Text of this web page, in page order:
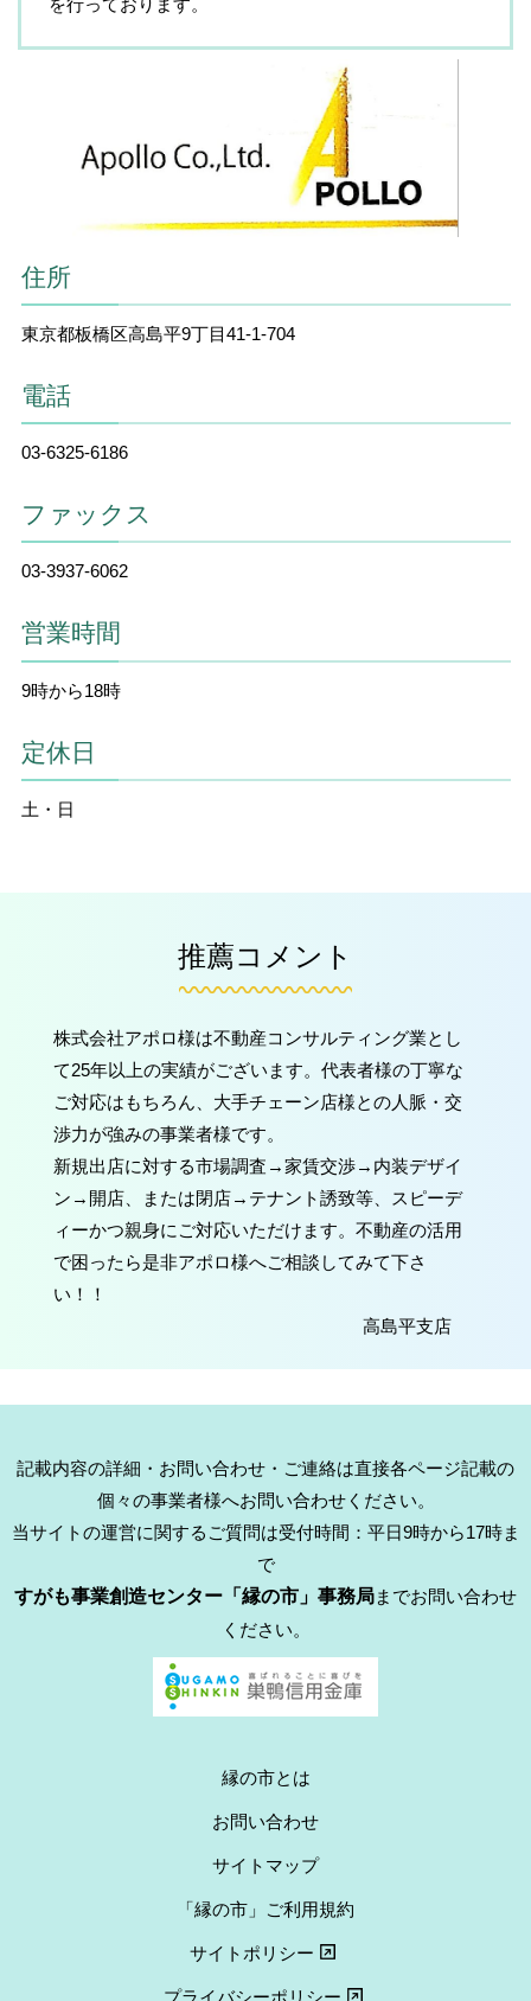
住所
東京都板橋区高島平9丁目41‐1‐704
電話
03-6325-6186
ファックス
03-3937-6062
営業時間
9時から18時
定休日
土・日
推薦コメント
株式会社アポロ様は不動産コンサルティング業とし
て25年以上の実績がございます。代表者様の丁寧な
ご対応はもちろん、大手チェーン店様との人脈・交
渉力が強みの事業者様です。
新規出店に対する市場調査→家賃交渉→内装デザイ
ン→開店、または閉店→テナント誘致等、スピーデ
ィーかつ親身にご対応いただけます。不動産の活用
で困ったら是非アポロ様へご相談してみて下さ
い！！
高島平支店
記載内容の詳細・お問い合わせ・ご連絡は直接各ページ記載の
個々の事業者様へお問い合わせください。
当サイトの運営に関するご質問は受付時間：平日9時から17時ま
で
すがも事業創造センター「縁の市」事務局までお問い合わせ
ください。
縁の市とは
お問い合わせ
サイトマップ
「縁の市」ご利用規約
サイトポリシー
プライバシーポリシー